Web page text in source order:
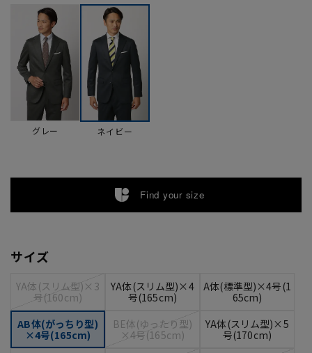
グレー ネイビー
Find your size
サイズ
YA体(スリム型)×3
号(160cm)
YA体(スリム型)×4
号(165cm)
A体(標準型)×4号(1
65cm)
AB体(がっちり型)
×4号(165cm)
BE体(ゆったり型)
×4号(165cm)
YA体(スリム型)×5
号(170cm)